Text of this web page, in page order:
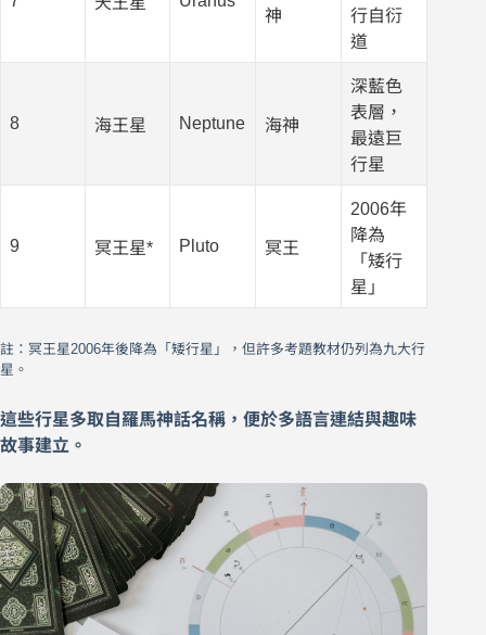
神
行自衍
道
8 海王星 Neptune 海神
深藍色
表層，
最遠巨
行星
9 冥王星* Pluto 冥王
2006年
降為
「矮行
星」
註：冥王星2006年後降為「矮行星」，但許多考題教材仍列為九大行
星。
這些行星多取自羅馬神話名稱，便於多語言連結與趣味
故事建立。